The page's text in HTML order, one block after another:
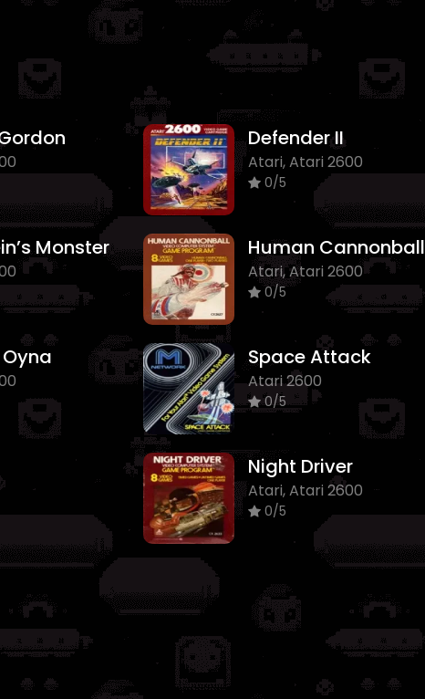
Defender II
Atari, Atari 2600
0/5
Monster Human Cannonball
Atari, Atari 2600
0/5
Space Attack
Atari 2600
0/5
Night Driver
Atari, Atari 2600
0/5